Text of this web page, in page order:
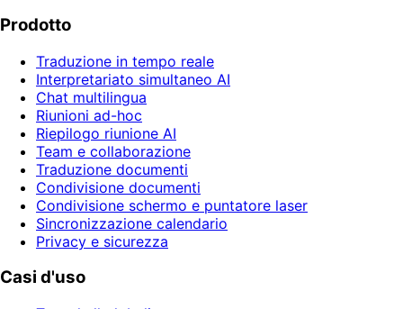
Prodotto
Traduzione in tempo reale
Interpretariato simultaneo AI
Chat multilingua
Riunioni ad-hoc
Riepilogo riunione AI
Team e collaborazione
Traduzione documenti
Condivisione documenti
Condivisione schermo e puntatore laser
Sincronizzazione calendario
Privacy e sicurezza
Casi d'uso